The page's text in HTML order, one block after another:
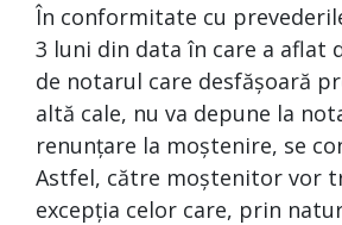
În conformitate cu
3 luni din data în care a aflat
de notarul care desfășoară
altă cale, nu va depune la
renunțare la moștenire, se
Astfel, către moștenitor vor
excepția celor care, prin